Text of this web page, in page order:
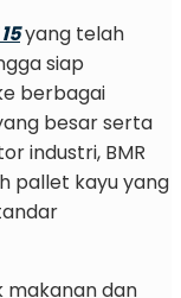
yang telah
siap
berbagai
besar serta
industri, BMR
pallet kayu yang
makanan dan